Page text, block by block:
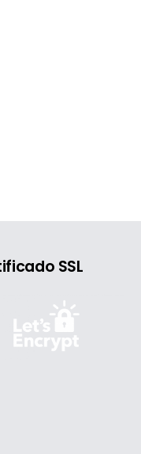
SSL